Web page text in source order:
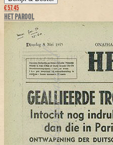
€ 57,45
HET PAROOL